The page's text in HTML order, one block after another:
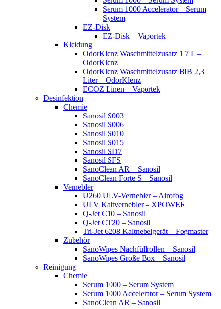
Serum 1000 Accelerator – Serum
System
EZ-Disk
EZ-Disk – Vaportek
Kleidung
OdorKlenz Waschmittelzusatz 1,7 L –
OdorKlenz
OdorKlenz Waschmittelzusatz BIB 2,3
Liter – OdorKlenz
ECOZ Linen – Vaportek
Desinfektion
Chemie
Sanosil S003
Sanosil S006
Sanosil S010
Sanosil S015
Sanosil SD7
Sanosil SFS
SanoClean AR – Sanosil
SanoClean Forte S – Sanosil
Vernebler
U260 ULV-Vernebler – Airofog
ULV Kaltvernebler – XPOWER
Q-Jet C10 – Sanosil
Q-Jet CT20 – Sanosil
Tri-Jet 6208 Kaltnebelgerät – Fogmaster
Zubehör
SanoWipes Nachfüllrollen – Sanosil
SanoWipes Große Box – Sanosil
Reinigung
Chemie
Serum 1000 – Serum System
Serum 1000 Accelerator – Serum System
SanoClean AR – Sanosil